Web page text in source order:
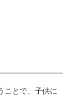
ことで、子供に